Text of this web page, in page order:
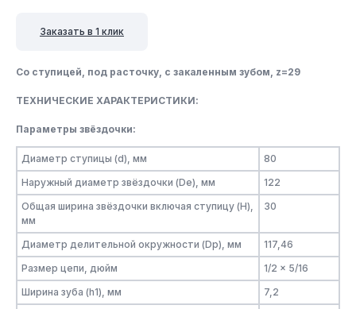
Заказать в 1 клик
Со ступицей, под расточку, c закаленным зубом, z=29
ТЕХНИЧЕСКИЕ ХАРАКТЕРИСТИКИ:
Параметры звёздочки:
Диаметр ступицы (d), мм
80
Наружный диаметр звёздочки (De), мм
122
Общая ширина звёздочки включая ступицу (H),
мм
30
Диаметр делительной окружности (Dp), мм
117,46
Размер цепи, дюйм
1/2 x 5/16
Ширина зуба (h1), мм
7,2